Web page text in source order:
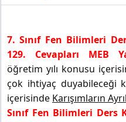
7. Sınıf Fen Bilimleri
129. Cevapları MEB
öğretim yılı konusu
çok ihtiyaç duyabileceği
içerisinde Karışımların
Sınıf Fen Bilimleri Ders